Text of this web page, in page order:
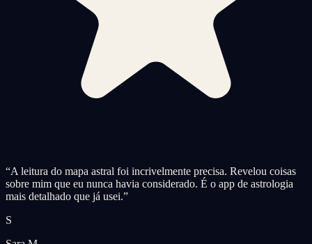
“A leitura do mapa astral foi incrivelmente precisa. Revelou coisas
sobre mim que eu nunca havia considerado. É o app de astrologia
mais detalhado que já usei.”
S